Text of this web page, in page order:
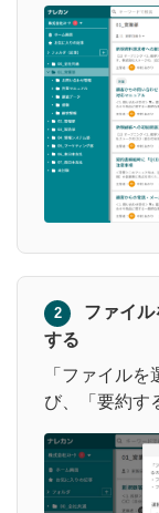
2
ファイ
する
「ファイル
び、「要約す